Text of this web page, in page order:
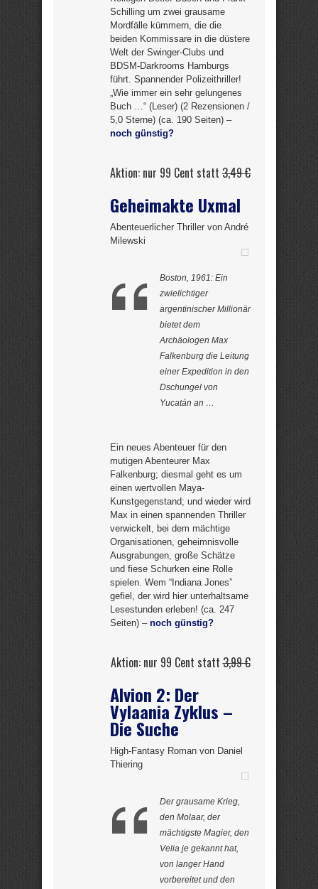
Schilling um zwei grausame
Mordfälle kümmern, die die
beiden Kommissare in die düstere
Welt der Swinger-Clubs und
BDSM-Darkrooms Hamburgs
führt. Spannender Polizeithriller!
„Wie immer ein sehr gelungenes
Buch …“ (Leser) (2 Rezensionen /
5,0 Sterne) (ca. 190 Seiten) –
noch günstig?
Aktion: nur 99 Cent statt 3,49 €
Geheimakte Uxmal
Abenteuerlicher Thriller von André
Milewski
Boston, 1961: Ein
zwielichtiger
argentinischer Millionär
bietet dem
Archäologen Max
Falkenburg die Leitung
einer Expedition in den
Dschungel von
Yucatán an …
Ein neues Abenteuer für den
mutigen Abenteurer Max
Falkenburg; diesmal geht es um
einen wertvollen Maya-
Kunstgegenstand; und wieder wird
Max in einen spannenden Thriller
verwickelt, bei dem mächtige
Organisationen, geheimnisvolle
Ausgrabungen, große Schätze
und fiese Schurken eine Rolle
spielen. Wem “Indiana Jones”
gefiel, der wird hier unterhaltsame
Lesestunden erleben! (ca. 247
Seiten) – noch günstig?
Aktion: nur 99 Cent statt3,99 €
Alvion 2: Der
Vylaania Zyklus –
Die Suche
High-Fantasy Roman von Daniel
Thiering
Der grausame Krieg,
den Molaar, der
mächtigste Magier, den
Velia je gekannt hat,
von langer Hand
vorbereitet und den